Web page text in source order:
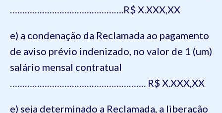
……………………………………….R$ X.XXX,XX
e) a condenação da Reclamada ao pagamento
de aviso prévio indenizado, no valor de 1 (um)
salário mensal contratual
………………………………………………. R$ X.XXX,XX
e) seja determinado a Reclamada, a liberação